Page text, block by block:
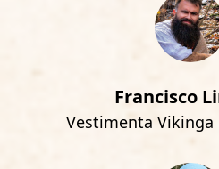
Francisco
Vestimenta